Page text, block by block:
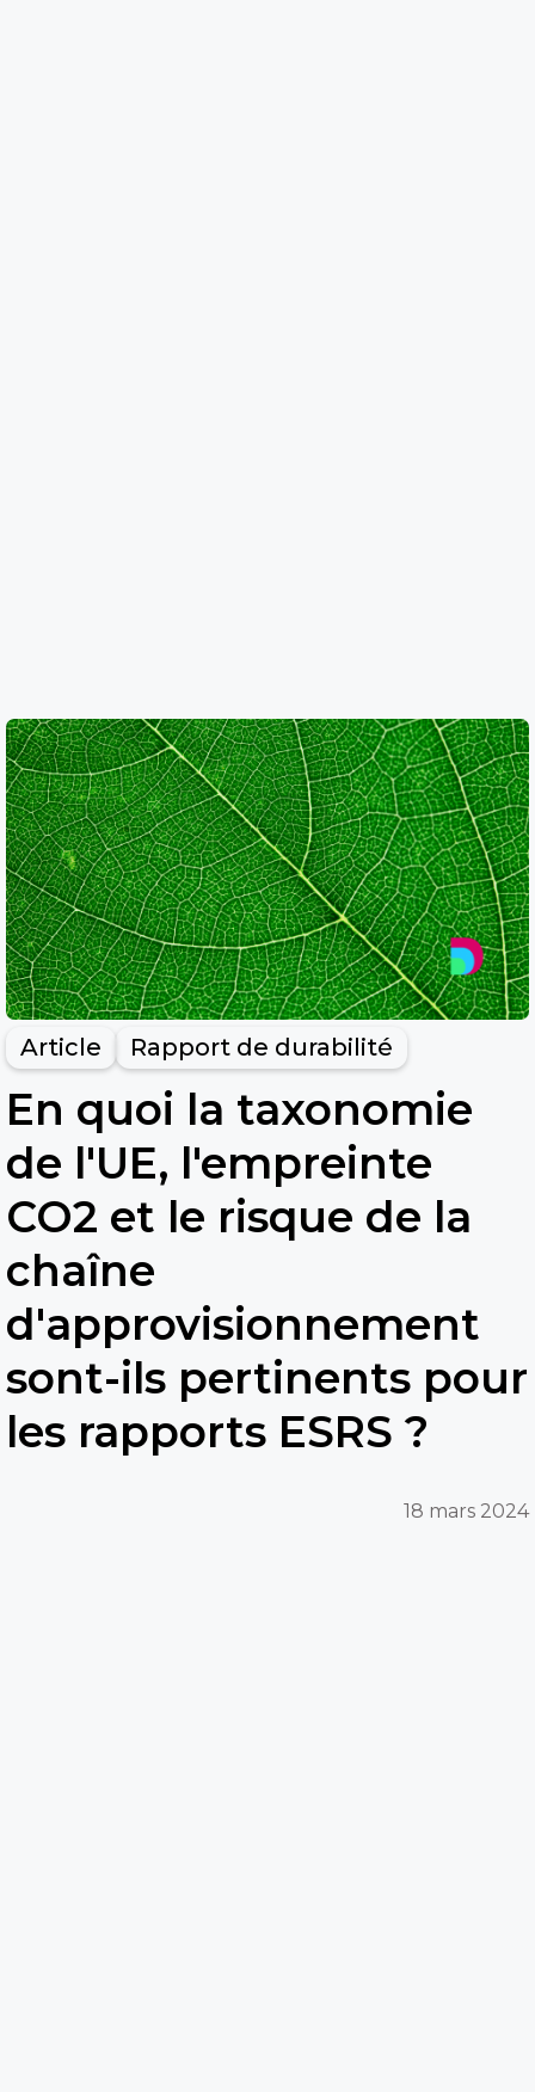
Article Rapport de durabilité
En quoi la taxonomie
de l'UE, l'empreinte
CO2 et le risque de la
chaîne
d'approvisionnement
sont-ils pertinents pour
les rapports ESRS ?
18 mars 2024